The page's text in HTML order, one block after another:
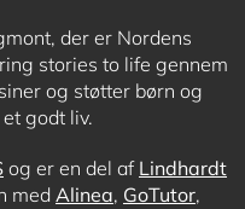
der er Nordens
stories to life gennem
og støtter børn og
godt liv.
og er en del af Lindhardt
med Alinea, GoTutor,